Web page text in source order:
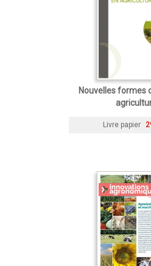
Nouvelles formes
Livre papier